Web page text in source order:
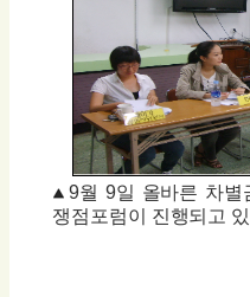
9월 9일 올바른 차별
쟁점포럼이 진행되고